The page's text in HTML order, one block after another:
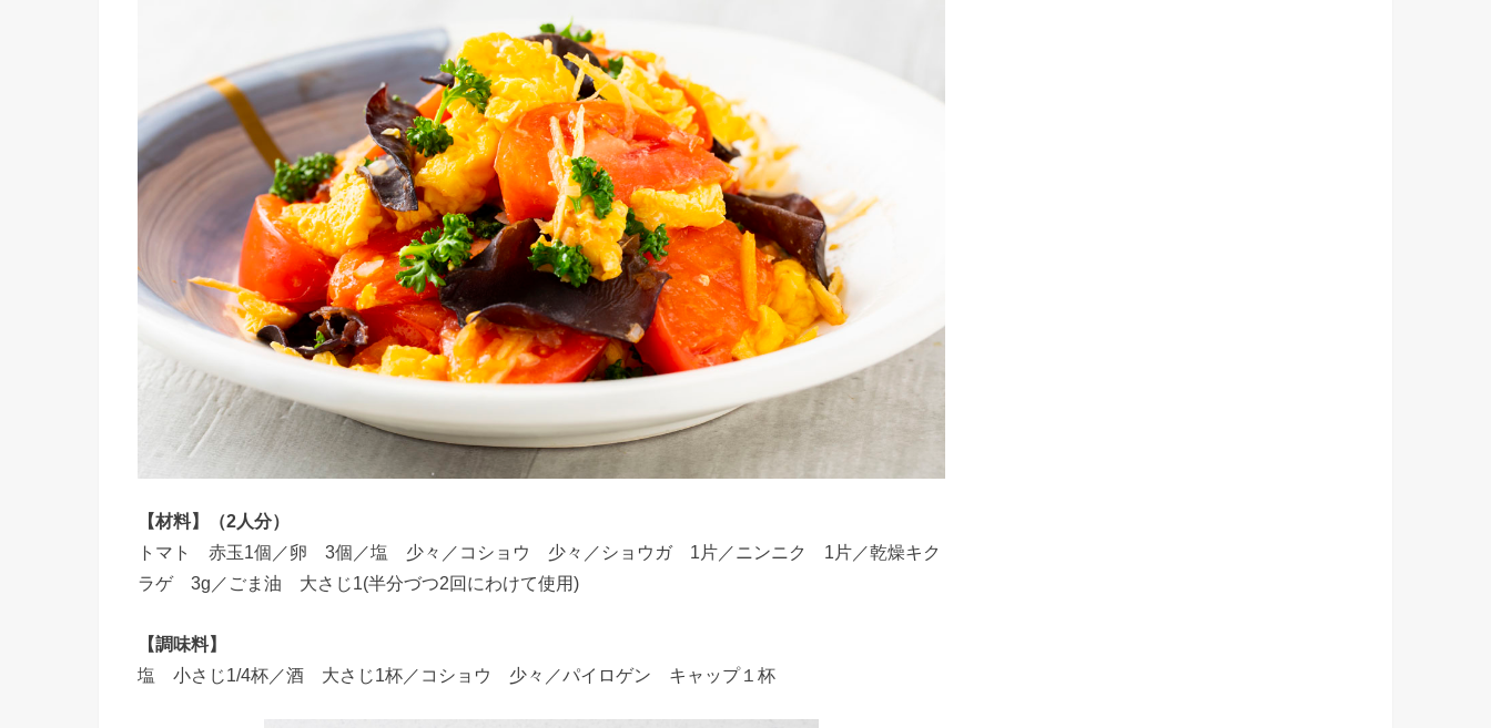
【材料】（2人分）
トマト 赤玉1個／卵 3個／塩 少々／コショウ 少々／ショウガ 1片／ニンニク 1片／乾燥キク
ラゲ 3g／ごま油 大さじ1(半分づつ2回にわけて使用)
【調味料】
塩 小さじ1/4杯／酒 大さじ1杯／コショウ 少々／パイロゲン キャップ１杯